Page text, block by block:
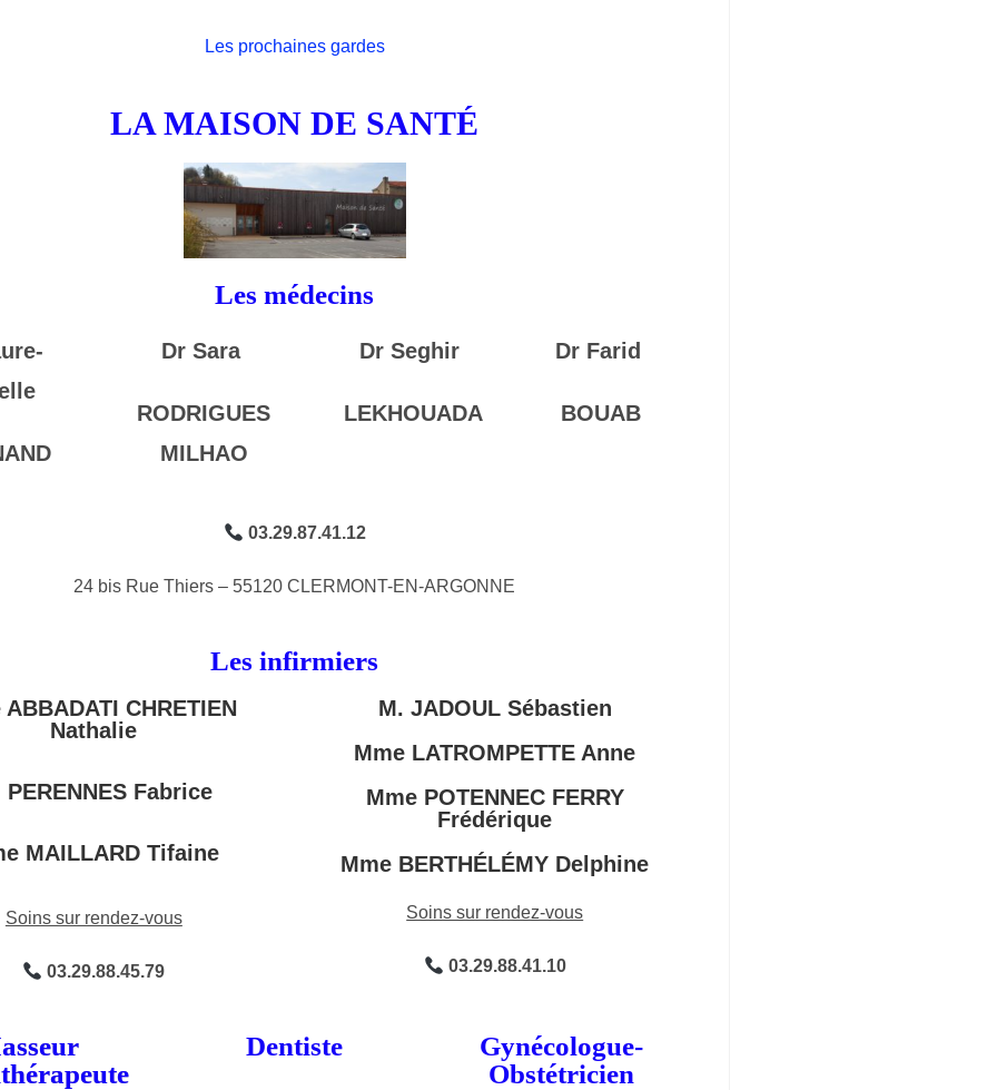
Les prochaines gardes
LA MAISON DE SANTÉ
Les médecins
Dr Sara
RODRIGUES
MILHAO
Dr Seghir
LEKHOUADA
Dr Farid
BOUAB
03.29.87.41.12
24 bis Rue Thiers – 55120 CLERMONT-EN-ARGONNE
Les infirmiers
ABBADATI CHRETIEN
Nathalie
PERENNES Fabrice
MAILLARD Tifaine
Soins sur rendez-vous
03.29.88.45.79
M. JADOUL Sébastien
Mme LATROMPETTE Anne
Mme POTENNEC FERRY
Frédérique
Mme BERTHÉLÉMY Delphine
Soins sur rendez-vous
03.29.88.41.10
Dentiste
Gynécologue-
Obstétricien